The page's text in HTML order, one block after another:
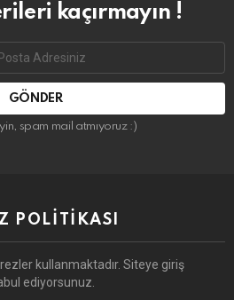
kaçırmayın !
spam mail atmıyoruz :)
POLITIKASI
kullanmaktadır. Siteye giriş
ediyorsunuz.